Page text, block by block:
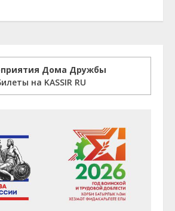
Дома Дружбы
на KASSIR RU